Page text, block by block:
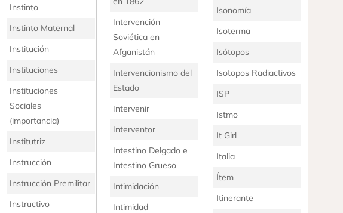
Instinto
Instinto Maternal
Institución
Instituciones
Instituciones
Sociales
(importancia)
Institutriz
Instrucción
Instrucción Premilitar
Instructivo
Intervención
Soviética en
Afganistán
Intervencionismo del
Estado
Intervenir
Interventor
Intestino Delgado e
Intestino Grueso
Intimidación
Intimidad
Isonomía
Isoterma
Isótopos
Isotopos Radiactivos
ISP
Istmo
It Girl
Italia
Ítem
Itinerante